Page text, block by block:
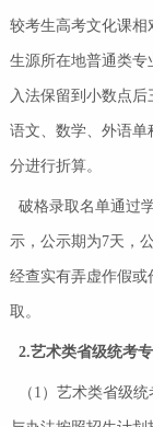
较考生高考文化课
生源所在地普通类专
入法保留到小数点
语文、数学、外语单
分进行折算。
破格录取名单通过
示，公示期为7天，
经查实有弄虚作假
取。
2.艺术类省级统考
（1）艺术类省级